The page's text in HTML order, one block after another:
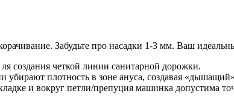
Забудьте про насадки 1-3 мм. Ваш
создания четкой линии санитарной дорожки.
плотность в зоне ануса, создавая
и вокруг петли/препуция машинка допустима